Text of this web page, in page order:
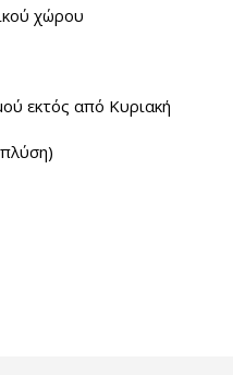
χώρου
εκτός από Κυριακή